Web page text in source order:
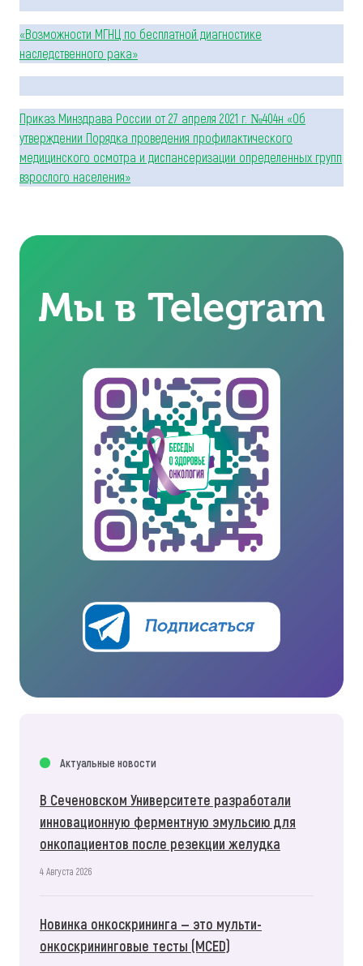
«Возможности МГНЦ по бесплатной диагностике
наследственного рака»
Приказ Минздрава России от 27 апреля 2021 г. №404н «Об
утверждении Порядка проведения профилактического
медицинского осмотра и диспансеризации определенных групп
взрослого населения»
Актуальные новости
В Сеченовском Университете разработали
инновационную ферментную эмульсию для
онкопациентов после резекции желудка
4 Августа 2026
Новинка онкоскрининга — это мульти-
онкоскрининговые тесты (MCED)